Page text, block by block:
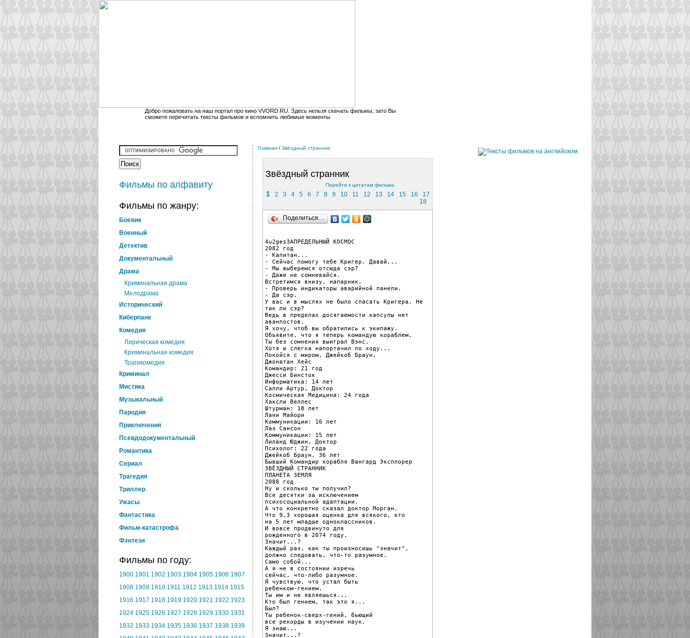
Добро пожаловать на наш портал про кино VVORD.RU. Здесь нельзя скачать фильмы, зато Вы
сможете перечитать тексты фильмов и вспомнить любимые моменты.
Фильмы по алфавиту
Фильмы по жанру:
Боевик
Военный
Детектив
Документальный
Драма
Криминальная драма
Мелодрама
Исторический
Киберпанк
Комедия
Лирическая комедия
Криминальная комедия
Трагикомедия
Криминал
Мистика
Музыкальный
Пародия
Приключения
Псевдодокументальный
Романтика
Cериал
Трагедия
Триллер
Ужасы
Фантастика
Фильм-катастрофа
Фэнтези
Фильмы по году:
1900 1901 1902 1903 1904 1905 1906 1907
1908 1909 1910 1911 1912 1913 1914 1915
1916 1917 1918 1919 1920 1921 1922 1923
1924 1925 1926 1927 1928 1929 1930 1931
1932 1933 1934 1935 1936 1937 1938 1939
Главная / Звёздный странник
Звёздный странник
Перейти к цитатам фильма
1 2 3 4 5 6 7 8 9 10 11 12 13 14 15 16
17
18
Поделиться…
4u2gesЗАПРЕДЕЛЬНЫЙ КОСМОС
2082 год
- Капитан...
- Сейчас помогу тебе Кригер. Давай...
- Мы выберемся отсюда сэр?
- Даже не сомневайся.
Встретимся внизу, напарник.
- Проверь индикаторы аварийной панели.
- Да сэр.
У вас и в мыслях не было спасать Кригера. Не
так ли сэр?
Ведь в пределах досягаемости капсулы нет
аванпостов.
Я хочу, чтоб вы обратились к экипажу.
Объявите, что я теперь командую кораблем.
Ты без сомнения выиграл Вэнс.
Хотя и слегка напортачил по ходу...
Покойся с миром, Джейкоб Браун.
Джонатан Хейс
Командир: 21 год
Джесси Бинсток
Информатика: 14 лет
Салли Артур, Доктор
Космическая Медицина: 24 года
Хаксли Веллес
Штурман: 18 лет
Лани Майори
Коммуникации: 16 лет
Лаз Сансон
Коммуникации: 15 лет
Лиланд Юджин, Доктор
Психолог: 22 года
Джейкоб Браун, 36 лет
Бывший Командир корабля Вангард Эксплорер
ЗВЁЗДНЫЙ СТРАННИК
ПЛАНЕТА ЗЕМЛЯ
2088 год
Ну и сколько ты получил?
Все десятки за исключением
психосоциальной адаптации.
А что конкретно сказал доктор Морган.
Что 9,3 хорошая оценка для всякого, кто
на 5 лет младше одноклассников.
И вовсе продвинуто для
рожденного в 2074 году.
Значит...?
Каждый раз, как ты произносишь "значит",
должно следовать, что-то разумное.
Само собой...
А я не в состоянии изречь
сейчас, что-либо разумное.
Я чувствую, что устал быть
ребенком-гением.
Ты им и не являешься...
Кто был гением, так это я...
Был?
Ты ребенок-сверх-гений, бьющий
все рекорды в изучении наук.
Я знаю...
Значит...?